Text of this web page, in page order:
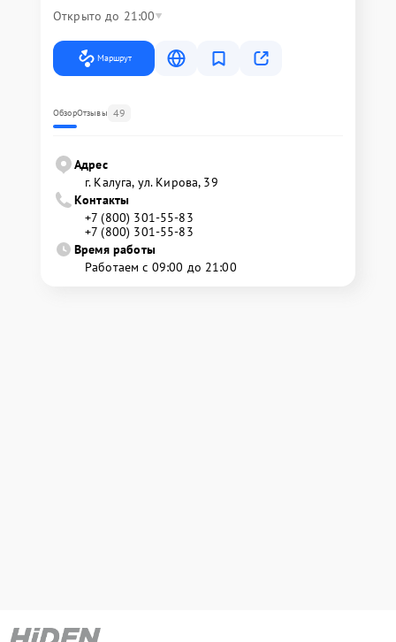
Открыто до 21:00
Маршрут
ОбзорОтзывы 49
Адрес
г. Калуга, ул. Кирова, 39
Контакты
+7 (800) 301-55-83
+7 (800) 301-55-83
Время работы
Работаем с 09:00 до 21:00